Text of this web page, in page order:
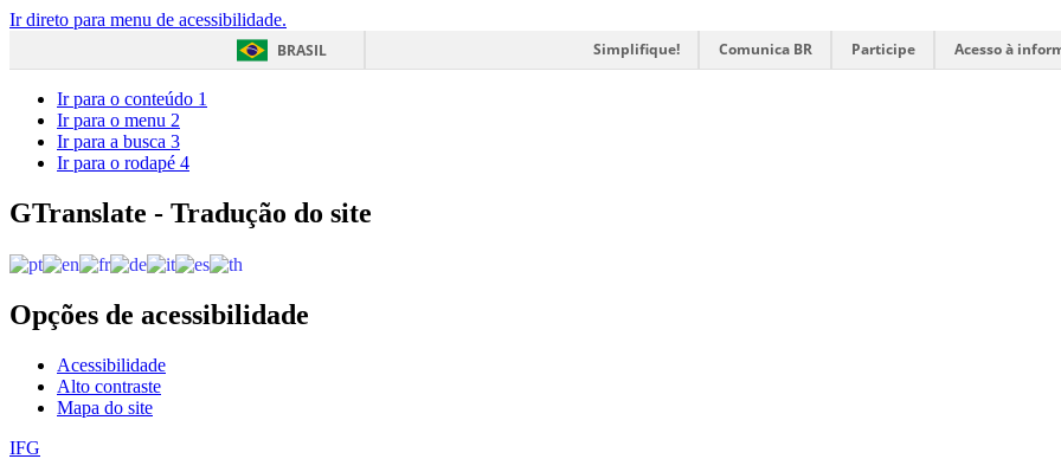
Ir direto para menu de acessibilidade.
BRASIL
Simplifique! Comunica BR Participe Acesso à
Ir para o conteúdo 1
Ir para o menu 2
Ir para a busca 3
Ir para o rodapé 4
GTranslate - Tradução do site
Opções de acessibilidade
Acessibilidade
Alto contraste
Mapa do site
IFG